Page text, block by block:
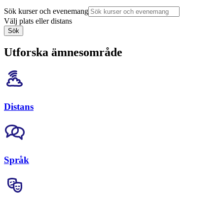
Sök kurser och evenemang
Välj plats eller distans
Sök
Utforska ämnesområde
Distans
Språk